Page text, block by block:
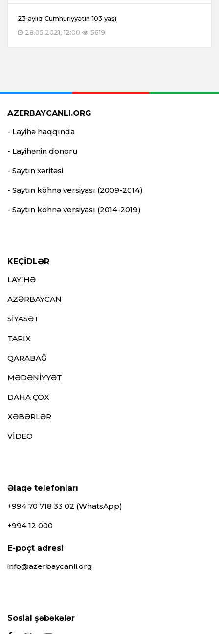
23 aylıq Cümhuriyyətin 103 yaşı
28.05.2021, 12:00
5619
AZERBAYCANLI.ORG
- Layihə haqqında
- Layihənin donoru
- Saytın xəritəsi
- Saytın köhnə versiyası (2009-2014)
- Saytın köhnə versiyası (2014-2019)
KEÇİDLƏR
LAYİHƏ
AZƏRBAYCAN
SİYASƏT
TARİX
QARABAĞ
MƏDƏNİYYƏT
DAHA ÇOX
XƏBƏRLƏR
VİDEO
Əlaqə telefonları
+994 70 718 33 02 (WhatsApp)
+994 12 000
E-poçt adresi
info@azerbaycanli.org
Sosial şəbəkələr